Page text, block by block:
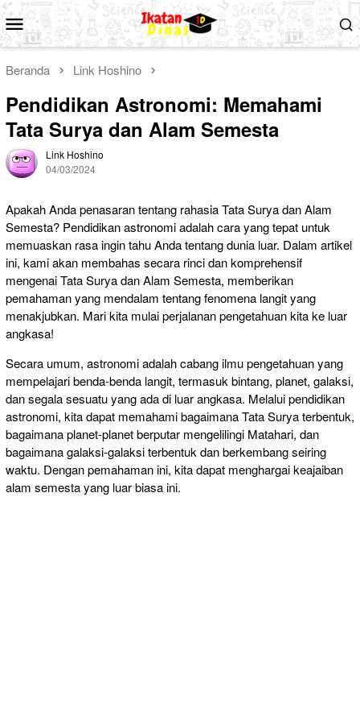
Loncat
ke
konten
Menu
Mobile
Beranda Link Hoshino
Pendidikan Astronomi: Memahami
Tata Surya dan Alam Semesta
Link Hoshino
04/03/2024
Apakah Anda penasaran tentang rahasia Tata Surya dan Alam
Semesta? Pendidikan astronomi adalah cara yang tepat untuk
memuaskan rasa ingin tahu Anda tentang dunia luar. Dalam artikel
ini, kami akan membahas secara rinci dan komprehensif
mengenai Tata Surya dan Alam Semesta, memberikan
pemahaman yang mendalam tentang fenomena langit yang
menakjubkan. Mari kita mulai perjalanan pengetahuan kita ke luar
angkasa!
Secara umum, astronomi adalah cabang ilmu pengetahuan yang
mempelajari benda-benda langit, termasuk bintang, planet, galaksi,
dan segala sesuatu yang ada di luar angkasa. Melalui pendidikan
astronomi, kita dapat memahami bagaimana Tata Surya terbentuk,
bagaimana planet-planet berputar mengelilingi Matahari, dan
bagaimana galaksi-galaksi terbentuk dan berkembang seiring
waktu. Dengan pemahaman ini, kita dapat menghargai keajaiban
alam semesta yang luar biasa ini.